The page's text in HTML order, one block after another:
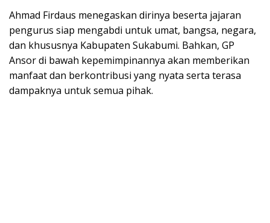
Ahmad Firdaus menegaskan dirinya beserta jajaran
pengurus siap mengabdi untuk umat, bangsa, negara,
dan khususnya Kabupaten Sukabumi. Bahkan, GP
Ansor di bawah kepemimpinannya akan memberikan
manfaat dan berkontribusi yang nyata serta terasa
dampaknya untuk semua pihak.